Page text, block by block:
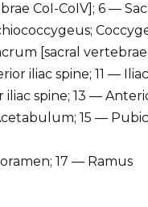
CoI-CoIV]; 6 —
[sacral vertebrae
iliac spine; 11 —
spine; 13 —
15 —
17 — Ramus